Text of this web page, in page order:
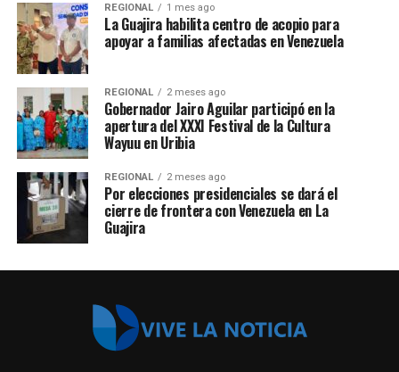
REGIONAL 1 mes ago
La Guajira habilita centro de acopio para
apoyar a familias afectadas en Venezuela
REGIONAL 2 meses ago
Gobernador Jairo Aguilar participó en la
apertura del XXXI Festival de la Cultura
Wayuu en Uribia
REGIONAL 2 meses ago
Por elecciones presidenciales se dará el
cierre de frontera con Venezuela en La
Guajira